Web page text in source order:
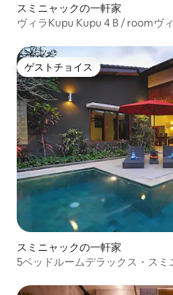
スミニャックの一軒家
ヴィラKupu Kupu 4 B / roomヴ
ゲストチョイス
ゲストチョイス
スミニャックの一軒家
5ベッドルームデラックス・ス